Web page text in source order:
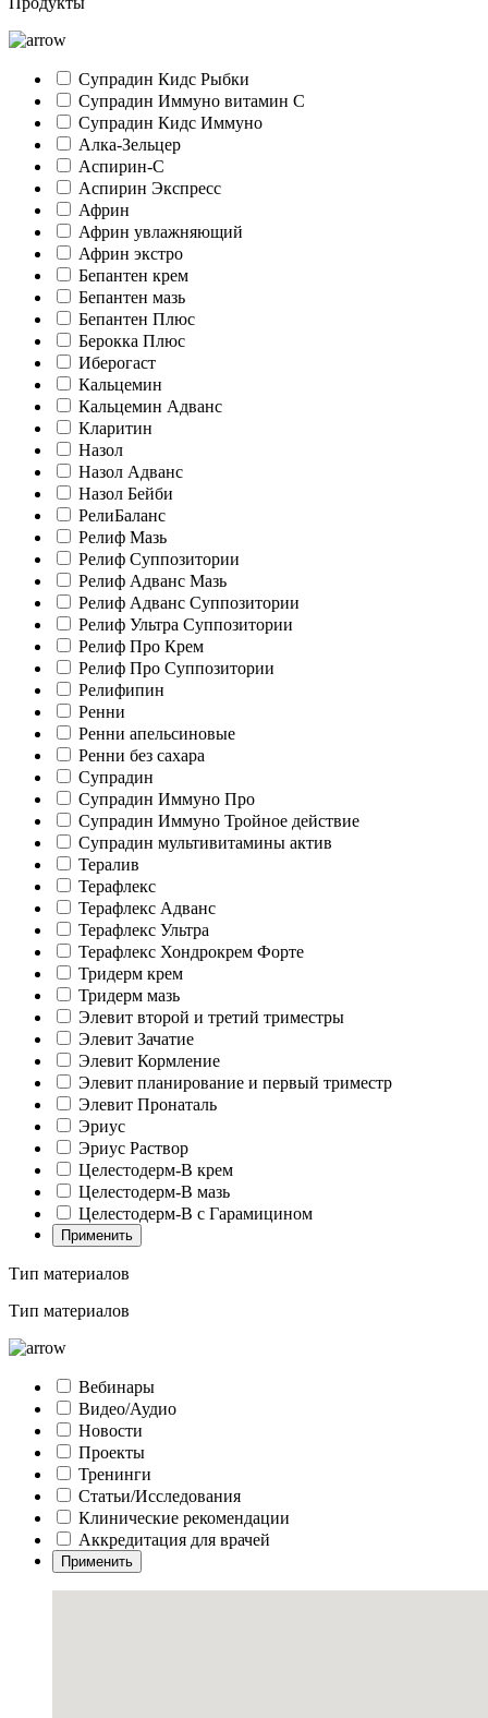
Супрадин Кидс Рыбки
Супрадин Иммуно витамин С
Супрадин Кидс Иммуно
Алка-Зельцер
Аспирин-C
Аспирин Экспресс
Африн
Африн увлажняющий
Африн экстро
Бепантен крем
Бепантен мазь
Бепантен Плюс
Берокка Плюс
Иберогаст
Кальцемин
Кальцемин Адванс
Кларитин
Назол
Назол Адванс
Назол Бейби
РелиБаланс
Релиф Мазь
Релиф Суппозитории
Релиф Адванс Мазь
Релиф Адванс Суппозитории
Релиф Ультра Суппозитории
Релиф Про Крем
Релиф Про Суппозитории
Релифипин
Ренни
Ренни апельсиновые
Ренни без сахара
Супрадин
Супрадин Иммуно Про
Супрадин Иммуно Тройное действие
Супрадин мультивитамины актив
Тералив
Терафлекс
Терафлекс Адванс
Терафлекс Ультра
Терафлекс Хондрокрем Форте
Тридерм крем
Тридерм мазь
Элевит второй и третий триместры
Элевит Зачатие
Элевит Кормление
Элевит планирование и первый триместр
Элевит Пронаталь
Эриус
Эриус Раствор
Целестодерм-В крем
Целестодерм-В мазь
Целестодерм-В с Гарамицином
Применить
Тип материалов
Тип материалов
Вебинары
Видео/Аудио
Новости
Проекты
Тренинги
Статьи/Исследования
Клинические рекомендации
Аккредитация для врачей
Применить